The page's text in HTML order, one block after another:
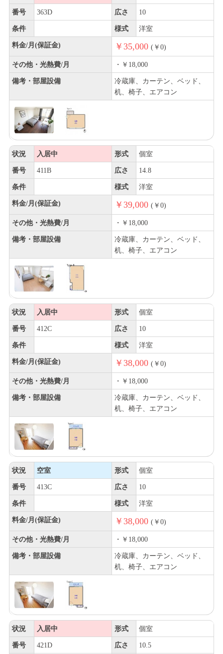
番号 363D 広さ 10
条件 様式 洋室
料金/月(保証金) ￥35,000 (￥0)
その他・光熱費/月 ・￥18,000
備考・部屋設備
冷蔵庫、カーテン、ベッド、
机、椅子、エアコン
状況 入居中 形式 個室
番号 411B 広さ 14.8
条件 様式 洋室
料金/月(保証金) ￥39,000 (￥0)
その他・光熱費/月 ・￥18,000
備考・部屋設備
冷蔵庫、カーテン、ベッド、
机、椅子、エアコン
状況 入居中 形式 個室
番号 412C 広さ 10
条件 様式 洋室
料金/月(保証金) ￥38,000 (￥0)
その他・光熱費/月 ・￥18,000
備考・部屋設備
冷蔵庫、カーテン、ベッド、
机、椅子、エアコン
状況 空室 形式 個室
番号 413C 広さ 10
条件 様式 洋室
料金/月(保証金) ￥38,000 (￥0)
その他・光熱費/月 ・￥18,000
備考・部屋設備
冷蔵庫、カーテン、ベッド、
机、椅子、エアコン
状況 入居中 形式 個室
番号 421D 広さ 10.5